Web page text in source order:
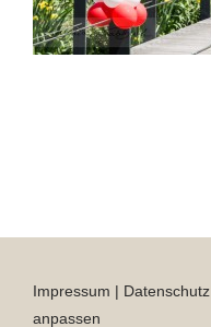
Impressum | Datenschutz
anpassen